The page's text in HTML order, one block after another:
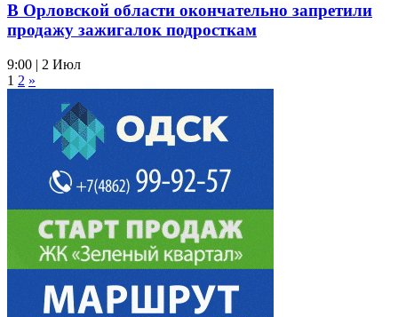
В Орловской области окончательно запретили
продажу зажигалок подросткам
9:00 | 2 Июл
1 2 »